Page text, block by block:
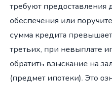
требуют предоставления
обеспечения или
сумма кредита
третьих, при невыплате
обратить взыскание на
(предмет ипотеки). Это